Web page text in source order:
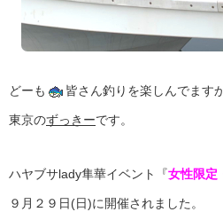
どーも 皆さん釣りを楽しんでます
東京のずっきーです。
ハヤブサlady隼華イベント『女性限定
９月２９日(日)に開催されました。